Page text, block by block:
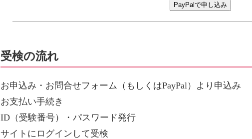
PayPalで申し込み
受検の流れ
お申込み・お問合せフォーム（もしくはPayPal）より申込み
お支払い手続き
ID（受験番号）・パスワード発行
サイトにログインして受検